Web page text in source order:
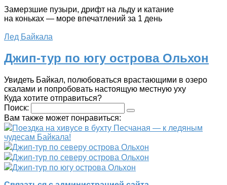
Замерзшие пузыри, дрифт на льду и катание
на коньках — море впечатлений за 1 день
Лед Байкала
Джип-тур по югу острова Ольхон
Увидеть Байкал, полюбоваться врастающими в озеро
скалами и попробовать настоящую местную уху
Куда хотите отправиться?
Поиск:
Вам также может понравиться:
Поездка на хивусе в бухту Песчаная — к ледяным
чудесам Байкала!
Джип-тур по северу острова Ольхон
Джип-тур по северу острова Ольхон
Джип-тур по югу острова Ольхон